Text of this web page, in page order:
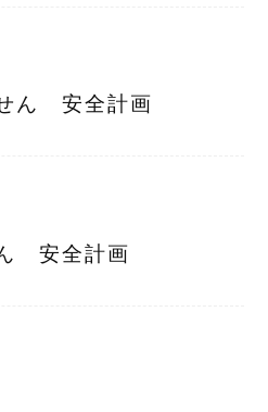
ん 安全計画
安全計画